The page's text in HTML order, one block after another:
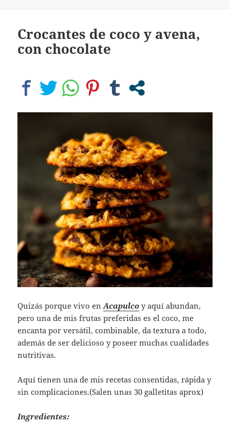
Crocantes de coco y avena,
con chocolate
Quizás porque vivo enAcapulco y aquí abundan,
pero una de mis frutas preferidas es el coco, me
encanta por versátil, combinable, da textura a todo,
además de ser delicioso y poseer muchas cualidades
nutritivas.
Aquí tienen una de mis recetas consentidas, rápida y
sin complicaciones.(Salen unas 30 galletitas aprox)
Ingredientes: